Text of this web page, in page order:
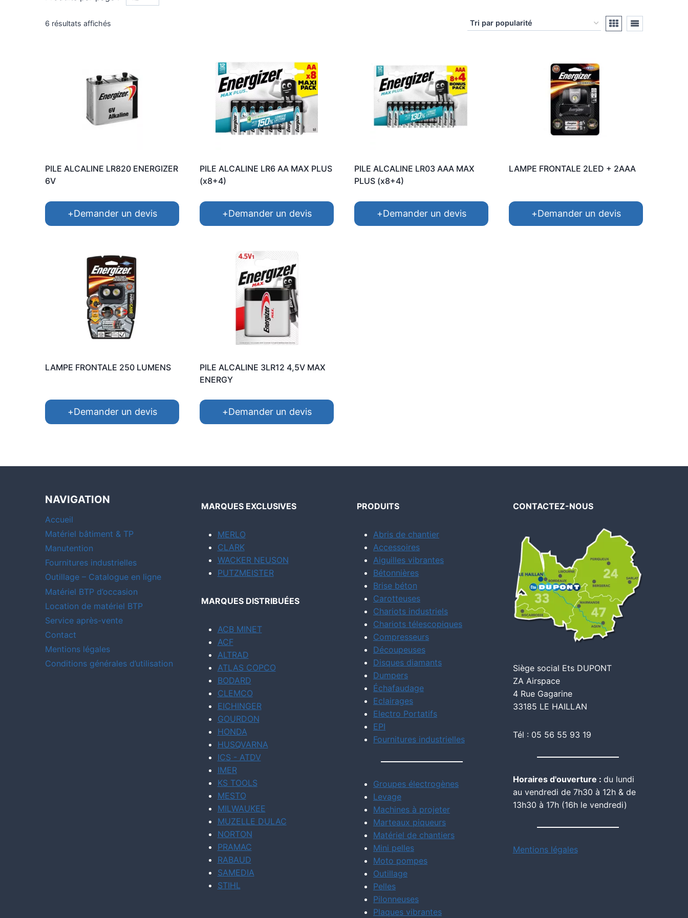
6 résultats affichés
PILE ALCALINE LR820 ENERGIZER
6V
+Demander un devis
PILE ALCALINE LR6 AA MAX PLUS
(x8+4)
+Demander un devis
PILE ALCALINE LR03 AAA MAX
PLUS (x8+4)
+Demander un devis
LAMPE FRONTALE 2LED + 2AAA
+Demander un devis
LAMPE FRONTALE 250 LUMENS
+Demander un devis
PILE ALCALINE 3LR12 4,5V MAX
ENERGY
+Demander un devis
NAVIGATION
Accueil
Matériel bâtiment & TP
Manutention
Fournitures industrielles
Outillage – Catalogue en ligne
Matériel BTP d’occasion
Location de matériel BTP
Service après-vente
Contact
Mentions légales
Conditions générales d’utilisation
MARQUES EXCLUSIVES
MERLO
CLARK
WACKER NEUSON
PUTZMEISTER
MARQUES DISTRIBUÉES
ACB MINET
ACF
ALTRAD
ATLAS COPCO
BODARD
CLEMCO
EICHINGER
GOURDON
HONDA
HUSQVARNA
ICS - ATDV
IMER
KS TOOLS
MESTO
MILWAUKEE
MUZELLE DULAC
NORTON
PRAMAC
RABAUD
SAMEDIA
STIHL
PRODUITS
Abris de chantier
Accessoires
Aiguilles vibrantes
Bétonnières
Brise béton
Carotteuses
Chariots industriels
Chariots télescopiques
Compresseurs
Découpeuses
Disques diamants
Dumpers
Échafaudage
Eclairages
Electro Portatifs
EPI
Fournitures industrielles
Groupes électrogènes
Levage
Machines à projeter
Marteaux piqueurs
Matériel de chantiers
Mini pelles
Moto pompes
Outillage
Pelles
Pilonneuses
Plaques vibrantes
CONTACTEZ-NOUS
Siège social Ets DUPONT
ZA Airspace
4 Rue Gagarine
33185 LE HAILLAN
Tél : 05 56 55 93 19
Horaires d'ouverture : du lundi
au vendredi de 7h30 à 12h & de
13h30 à 17h (16h le vendredi)
Mentions légales